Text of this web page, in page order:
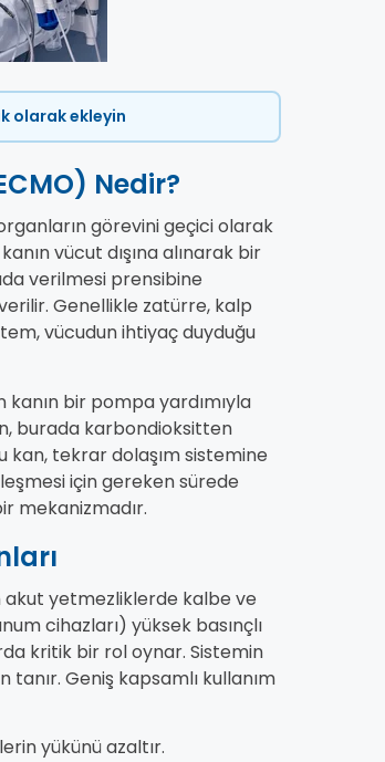
olarak ekleyin
Nedir?
görevini geçici olarak
vücut dışına alınarak bir
verilmesi prensibine
Genellikle zatürre, kalp
vücudun ihtiyaç duyduğu
kanın bir pompa yardımıyla
burada karbondioksitten
kan, tekrar dolaşım sistemine
için gereken sürede
mekanizmadır.
akut yetmezliklerde kalbe ve
cihazları) yüksek basınçlı
kritik bir rol oynar. Sistemin
tanır. Geniş kapsamlı kullanım
yükünü azaltır.